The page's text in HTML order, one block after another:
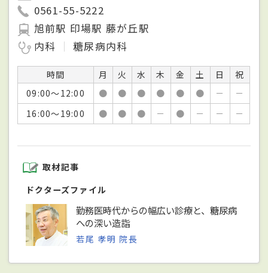
0561-55-5222
旭前駅 印場駅 藤が丘駅
内科
糖尿病内科
時間 月 火 水 木 金 土 日
祝
09:00～12:00
● ● ● ● ● ● －
－
16:00～19:00
● ● ● － ● － － －
取材記事
ドクターズファイル
勤務医時代からの幅広い診療と、糖尿病
への深い造詣
若尾 孝明 院長